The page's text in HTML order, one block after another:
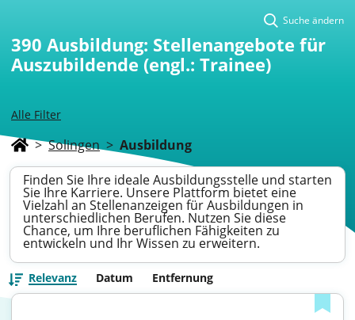
Alle Filter
Suche ändern
390 Ausbildung: Stellenangebote für
Auszubildende (engl.: Trainee)
> Solingen > Ausbildung
Finden Sie Ihre ideale Ausbildungsstelle und starten
Sie Ihre Karriere. Unsere Plattform bietet eine
Vielzahl an Stellenanzeigen für Ausbildungen in
unterschiedlichen Berufen. Nutzen Sie diese
Chance, um Ihre beruflichen Fähigkeiten zu
entwickeln und Ihr Wissen zu erweitern.
Relevanz Datum Entfernung